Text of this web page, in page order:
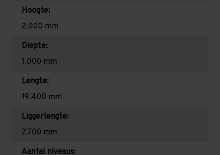
Hoogte:
2.000 mm
Diepte:
1.000 mm
Lengte:
19.400 mm
Liggerlengte:
2.700 mm
Aantal niveaus: